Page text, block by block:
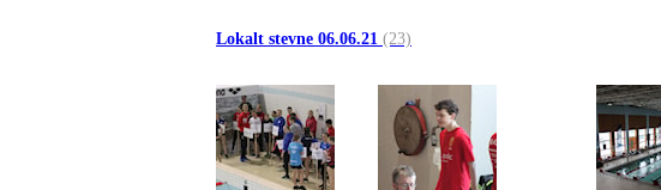
Lokalt stevne 06.06.21 (23)